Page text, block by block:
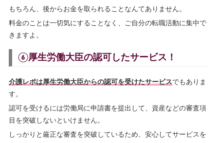
もちろん、後からお金を取られることなんてありません。
料金のことは一切気にすることなく、ご自分の転職活動に集中で
きますよ。
⑥厚生労働大臣の認可したサービス！
介護レポは厚生労働大臣からの認可を受けたサービスでもありま
す。
認可を受けるには労働局に申請書を提出して、資産などの審査項
目を突破しないといけません。
しっかりと厳正な審査を突破しているため、安心してサービスを